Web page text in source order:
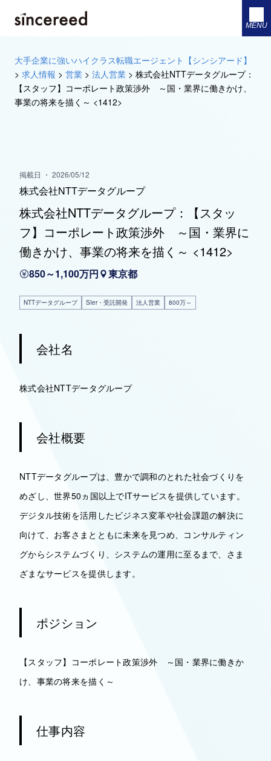
MENU
大手企業に強いハイクラス転職エージェント【シンシアード】
> 求人情報 > 営業 > 法人営業 > 株式会社NTTデータグループ：
【スタッフ】コーポレート政策渉外 ～国・業界に働きかけ、
事業の将来を描く～ <1412>
掲載日 ・ 2026/05/12
株式会社NTTデータグループ
株式会社NTTデータグループ：【スタッ
フ】コーポレート政策渉外 ～国・業界に
働きかけ、事業の将来を描く～ <1412>
850～1,100万円 東京都
NTTデータグループ SIer・受託開発 法人営業 800万～
会社名
株式会社NTTデータグループ
会社概要
NTTデータグループは、豊かで調和のとれた社会づくりを
めざし、世界50ヵ国以上でITサービスを提供しています。
デジタル技術を活用したビジネス変革や社会課題の解決に
向けて、お客さまとともに未来を見つめ、コンサルティン
グからシステムづくり、システムの運用に至るまで、さま
ざまなサービスを提供します。
ポジション
【スタッフ】コーポレート政策渉外 ～国・業界に働きか
け、事業の将来を描く～
仕事内容